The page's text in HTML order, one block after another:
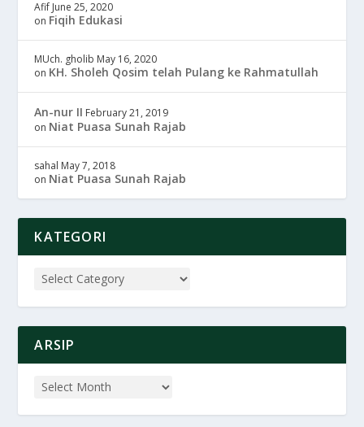
Afif June 25, 2020
on Fiqih Edukasi
MUch. gholib May 16, 2020
on KH. Sholeh Qosim telah Pulang ke Rahmatullah
An-nur II February 21, 2019
on Niat Puasa Sunah Rajab
sahal May 7, 2018
on Niat Puasa Sunah Rajab
KATEGORI
ARSIP